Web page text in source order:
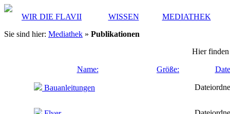
WIR DIE FLAVII WISSEN
MEDIATHEK
Sie sind hier: Mediathek » Publikationen
Hier finden
Name: Größe:
Bauanleitungen